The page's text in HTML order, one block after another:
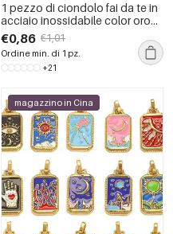
1 pezzo di ciondolo fai da te in
acciaio inossidabile color oro
impermeabile
€0,86 €1,01
Ordine min. di 1 pz.
+21
magazzino in Cina